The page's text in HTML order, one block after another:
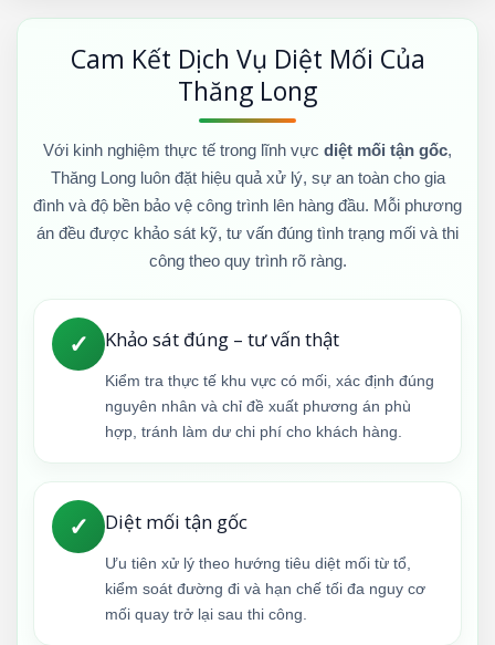
Cam Kết Dịch Vụ Diệt Mối Của
Thăng Long
Với kinh nghiệm thực tế trong lĩnh vực diệt mối tận gốc,
Thăng Long luôn đặt hiệu quả xử lý, sự an toàn cho gia
đình và độ bền bảo vệ công trình lên hàng đầu. Mỗi phương
án đều được khảo sát kỹ, tư vấn đúng tình trạng mối và thi
công theo quy trình rõ ràng.
✓ Khảo sát đúng – tư vấn thật
Kiểm tra thực tế khu vực có mối, xác định đúng
nguyên nhân và chỉ đề xuất phương án phù
hợp, tránh làm dư chi phí cho khách hàng.
✓ Diệt mối tận gốc
Ưu tiên xử lý theo hướng tiêu diệt mối từ tổ,
kiểm soát đường đi và hạn chế tối đa nguy cơ
mối quay trở lại sau thi công.